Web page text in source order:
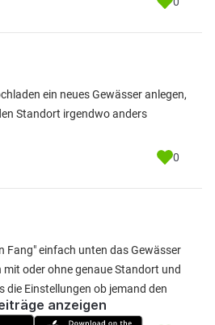
ein neues Gewässer anlegen,
Standort irgendwo anders
0
Fang" einfach unten das Gewässer
oder ohne genaue Standort und
die Einstellungen ob jemand den
anzeigen